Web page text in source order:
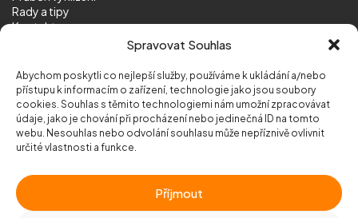
Spravovat Souhlas
Abychom poskytli co nejlepší služby, používáme k ukládání a/nebo
přístupu k informacím o zařízení, technologie jako jsou soubory
cookies. Souhlas s těmito technologiemi nám umožní zpracovávat
údaje, jako je chování při procházení nebo jedinečná ID na tomto
webu. Nesouhlas nebo odvolání souhlasu může nepříznivě ovlivnit
určité vlastnosti a funkce.
Příjmout
Rady a tipy
Kontakt
© 2026 Vyklizeni.cz (mapa stránek)
Chráněno služboureCAPTCHA